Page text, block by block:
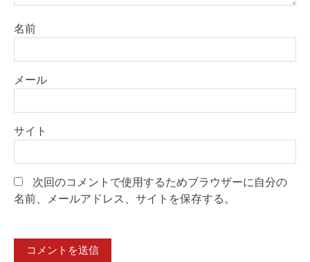
名前
メール
サイト
次回のコメントで使用するためブラウザーに自分の
名前、メールアドレス、サイトを保存する。